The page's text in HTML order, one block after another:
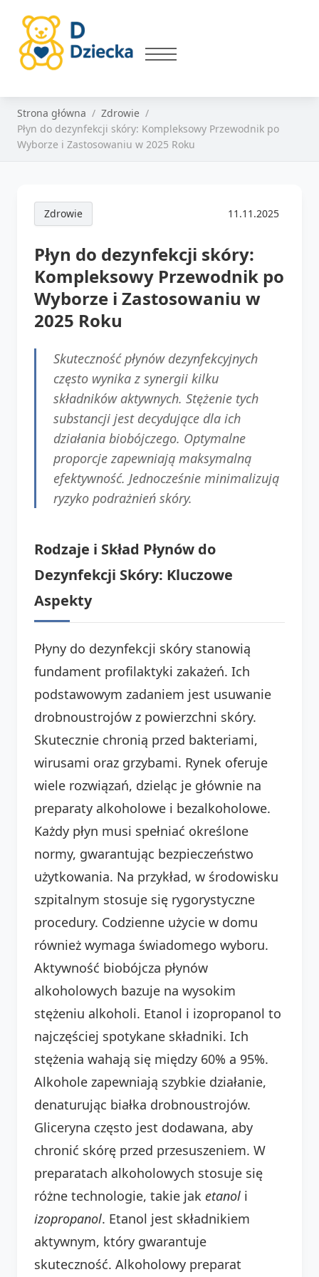
Strona główna
Zdrowie
Płyn do dezynfekcji skóry: Kompleksowy Przewodnik po
Wyborze i Zastosowaniu w 2025 Roku
Zdrowie 11.11.2025
Płyn do dezynfekcji skóry:
Kompleksowy Przewodnik po
Wyborze i Zastosowaniu w
2025 Roku
Skuteczność płynów dezynfekcyjnych
często wynika z synergii kilku
składników aktywnych. Stężenie tych
substancji jest decydujące dla ich
działania biobójczego. Optymalne
proporcje zapewniają maksymalną
efektywność. Jednocześnie minimalizują
ryzyko podrażnień skóry.
Rodzaje i Skład Płynów do
Dezynfekcji Skóry: Kluczowe
Aspekty
Płyny do dezynfekcji skóry stanowią
fundament profilaktyki zakażeń. Ich
podstawowym zadaniem jest usuwanie
drobnoustrojów z powierzchni skóry.
Skutecznie chronią przed bakteriami,
wirusami oraz grzybami. Rynek oferuje
wiele rozwiązań, dzieląc je głównie na
preparaty alkoholowe i bezalkoholowe.
Każdy płyn musi spełniać określone
normy, gwarantując bezpieczeństwo
użytkowania. Na przykład, w środowisku
szpitalnym stosuje się rygorystyczne
procedury. Codzienne użycie w domu
również wymaga świadomego wyboru.
Aktywność biobójcza płynów
alkoholowych bazuje na wysokim
stężeniu alkoholi. Etanol i izopropanol to
najczęściej spotykane składniki. Ich
stężenia wahają się między 60% a 95%.
Alkohole zapewniają szybkie działanie,
denaturując białka drobnoustrojów.
Gliceryna często jest dodawana, aby
chronić skórę przed przesuszeniem. W
preparatach alkoholowych stosuje się
różne technologie, takie jak etanol i
izopropanol. Etanol jest składnikiem
aktywnym, który gwarantuje
skuteczność. Alkoholowy preparat